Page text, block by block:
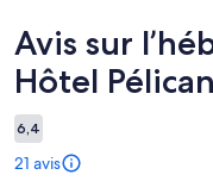
Avis
Avis sur
Hôtel Pélican
6,4
21 avis